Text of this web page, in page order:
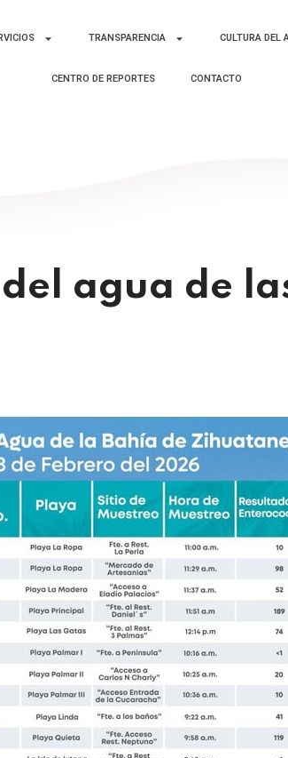
TRANSPARENCIA CULTURA DEL
CENTRO DE REPORTES CONTACTO
agua de